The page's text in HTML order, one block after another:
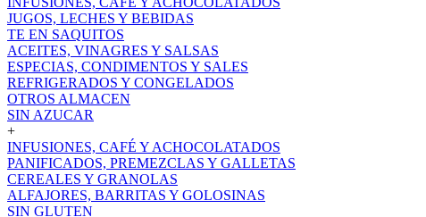
JUGOS, LECHES Y BEBIDAS
TE EN SAQUITOS
ACEITES, VINAGRES Y SALSAS
ESPECIAS, CONDIMENTOS Y SALES
REFRIGERADOS Y CONGELADOS
OTROS ALMACEN
SIN AZUCAR
+
INFUSIONES, CAFÉ Y ACHOCOLATADOS
PANIFICADOS, PREMEZCLAS Y GALLETAS
CEREALES Y GRANOLAS
ALFAJORES, BARRITAS Y GOLOSINAS
SIN GLUTEN